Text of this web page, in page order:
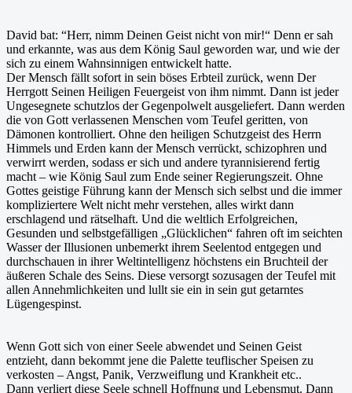
David bat: “Herr, nimm Deinen Geist nicht von mir!“ Denn er sah
und erkannte, was aus dem König Saul geworden war, und wie der
sich zu einem Wahnsinnigen entwickelt hatte.
Der Mensch fällt sofort in sein böses Erbteil zurück, wenn Der
Herrgott Seinen Heiligen Feuergeist von ihm nimmt. Dann ist jeder
Ungesegnete schutzlos der Gegenpolwelt ausgeliefert. Dann werden
die von Gott verlassenen Menschen vom Teufel geritten, von
Dämonen kontrolliert. Ohne den heiligen Schutzgeist des Herrn
Himmels und Erden kann der Mensch verrückt, schizophren und
verwirrt werden, sodass er sich und andere tyrannisierend fertig
macht – wie König Saul zum Ende seiner Regierungszeit. Ohne
Gottes geistige Führung kann der Mensch sich selbst und die immer
kompliziertere Welt nicht mehr verstehen, alles wirkt dann
erschlagend und rätselhaft. Und die weltlich Erfolgreichen,
Gesunden und selbstgefälligen „Glücklichen“ fahren oft im seichten
Wasser der Illusionen unbemerkt ihrem Seelentod entgegen und
durchschauen in ihrer Weltintelligenz höchstens ein Bruchteil der
äußeren Schale des Seins. Diese versorgt sozusagen der Teufel mit
allen Annehmlichkeiten und lullt sie ein in sein gut getarntes
Lügengespinst.
Wenn Gott sich von einer Seele abwendet und Seinen Geist
entzieht, dann bekommt jene die Palette teuflischer Speisen zu
verkosten – Angst, Panik, Verzweiflung und Krankheit etc..
Dann verliert diese Seele schnell Hoffnung und Lebensmut. Dann